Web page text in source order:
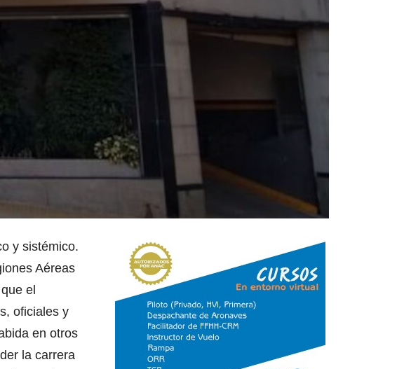
y sistémico.
Aéreas
el
oficiales y
en otros
la carrera